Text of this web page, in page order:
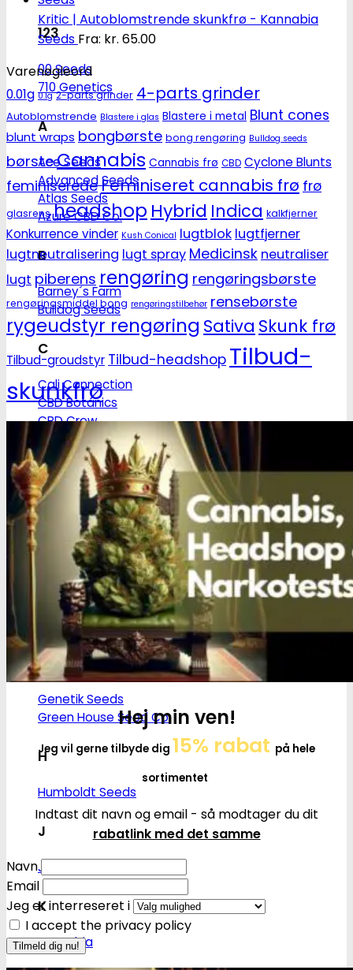
123
00 Seeds
710 Genetics
A
Ace Seeds
Advanced Seeds
Atlas Seeds
Azure CBD Co.
B
Barney´s Farm
Bulldog Seeds
C
Cali Connection
CBD Botanics
CBD Crew
CBD Seeds
D
Dinafem
Dutch Passion
Fastbuds Seeds
Flying Dutchmen
G
Genetik Seeds
Green House Seed Co.
H
Humboldt Seeds
J
Joint Doctor
K
Kannabia
Kritic | Autoblomstrende skunkfrø - Kannabia
Seeds Fra: kr. 65.00
Varenøgleord
0.01g 0.1g 2-parts grinder 4-parts grinder
Autoblomstrende Blastere i glas Blastere i metal Blunt cones
blunt wraps bongbørste bong rengøring Bulldog seeds
børsteCannabis Cannabis frø CBD Cyclone Blunts
feminiseredeFeminiseret cannabis frø frø
glasrens headshop Hybrid Indica kalkfjerner
Konkurrence vinder Kush Conical lugtblok lugtfjerner
lugtneutralisering lugt spray Medicinsk neutraliser
lugt piberens rengøring rengøringsbørste
rengøringsmiddel bong rengøringstilbehør rensebørste
rygeudstyr rengøring Sativa Skunk frø
Tilbud-groudstyr Tilbud-headshop Tilbud-
skunkfrø
Hej min ven!
Jeg vil gerne tilbyde dig 15% rabat på hele
sortimentet
Indtast dit navn og email - så modtager du dit
rabatlink med det samme
Navn
Email
Jeg er interreseret i
I accept the privacy policy